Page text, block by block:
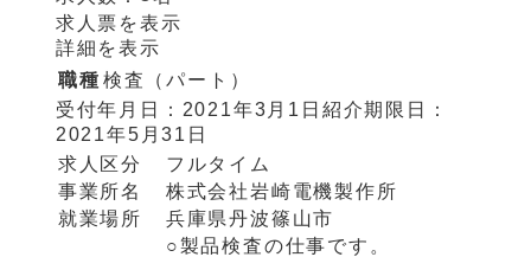
求人票を表示
詳細を表示
職種 検査（パート）
受付年月日： 2021年3月1日 紹介期限日：
2021年5月31日
求人区分
フルタイム
事業所名
株式会社岩崎電機製作所
就業場所
兵庫県丹波篠山市
○製品検査の仕事です。